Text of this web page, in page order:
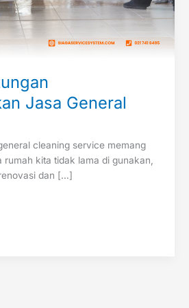
Jasa General
cleaning service memang
rumah kita tidak lama di gunakan,
dan […]